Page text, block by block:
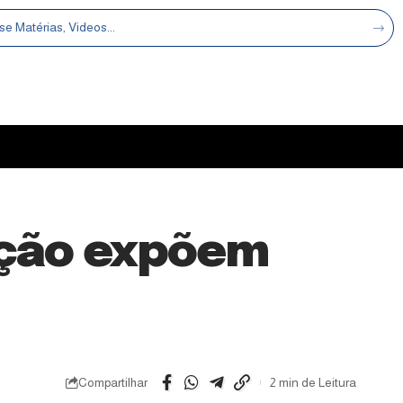
expõem
Compartilhar 2 min de Leitura